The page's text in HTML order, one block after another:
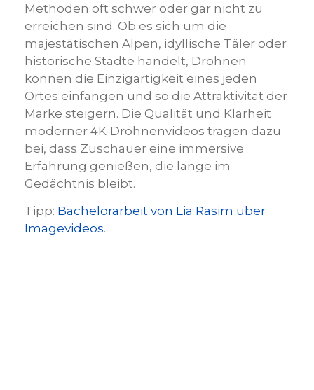
Methoden oft schwer oder gar nicht zu
erreichen sind. Ob es sich um die
majestätischen Alpen, idyllische Täler oder
historische Städte handelt, Drohnen
können die Einzigartigkeit eines jeden
Ortes einfangen und so die Attraktivität der
Marke steigern. Die Qualität und Klarheit
moderner 4K-Drohnenvideos tragen dazu
bei, dass Zuschauer eine immersive
Erfahrung genießen, die lange im
Gedächtnis bleibt.
Tipp: Bachelorarbeit von Lia Rasim über
Imagevideos.